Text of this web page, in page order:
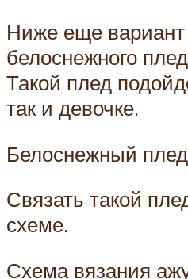
Ниже еще вариант
белоснежного
Такой плед
так и девочке.
Белоснежный
Связать такой
схеме.
Схема вязания